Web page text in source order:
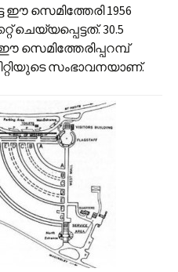
സെമിത്തേരി 1956
30.5
സെമിത്തേരിപ്പറമ്പ്
സംഭാവനയാണ്.